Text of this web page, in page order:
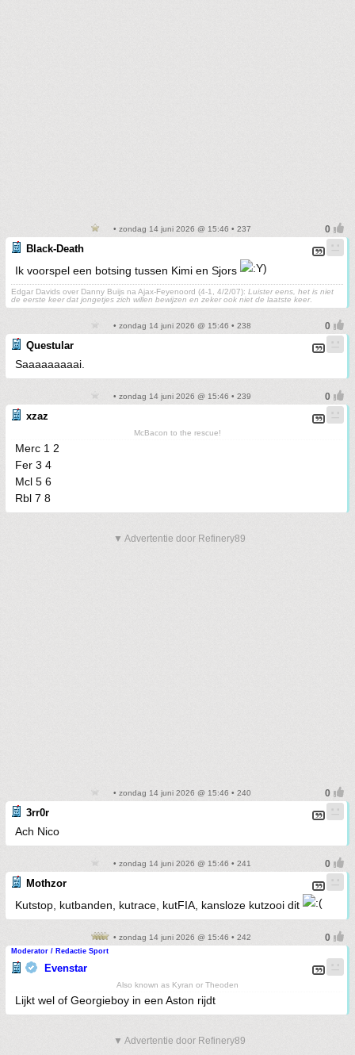
• zondag 14 juni 2026 @ 15:46 • 237
Black-Death
Ik voorspel een botsing tussen Kimi en Sjors
Edgar Davids over Danny Buijs na Ajax-Feyenoord (4-1, 4/2/07): Luister eens, het is niet
de eerste keer dat jongetjes zich willen bewijzen en zeker ook niet de laatste keer.
• zondag 14 juni 2026 @ 15:46 • 238
Questular
Saaaaaaaaai.
• zondag 14 juni 2026 @ 15:46 • 239
xzaz
McBacon to the rescue!
Merc 1 2
Fer 3 4
Mcl 5 6
Rbl 7 8
▼ Advertentie door Refinery89
• zondag 14 juni 2026 @ 15:46 • 240
3rr0r
Ach Nico
• zondag 14 juni 2026 @ 15:46 • 241
Mothzor
Kutstop, kutbanden, kutrace, kutFIA, kansloze kutzooi dit
• zondag 14 juni 2026 @ 15:46 • 242
Moderator / Redactie Sport
Evenstar
Also known as Kyran or Theoden
Lijkt wel of Georgieboy in een Aston rijdt
▼ Advertentie door Refinery89